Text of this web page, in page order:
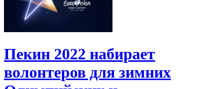
Пекин 2022 набирает
волонтеров для зимних